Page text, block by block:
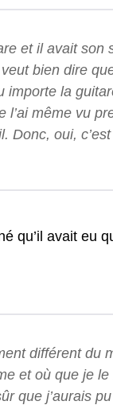
et il avait son
bien dire
la
l’ai même vu
Donc, oui,
qu’il avait eu
différent du
et où que je le
que j’aurais